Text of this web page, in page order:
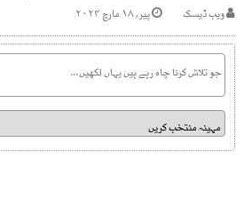
ویب ڈیسک پیر, ۱۸ مارچ ۲۰۲۴